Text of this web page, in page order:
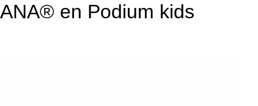
en Podium kids